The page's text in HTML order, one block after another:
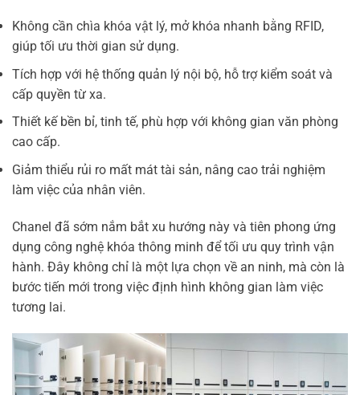
Không cần chìa khóa vật lý, mở khóa nhanh bằng RFID,
giúp tối ưu thời gian sử dụng.
Tích hợp với hệ thống quản lý nội bộ, hỗ trợ kiểm soát và
cấp quyền từ xa.
Thiết kế bền bỉ, tinh tế, phù hợp với không gian văn phòng
cao cấp.
Giảm thiểu rủi ro mất mát tài sản, nâng cao trải nghiệm
làm việc của nhân viên.
Chanel đã sớm nắm bắt xu hướng này và tiên phong ứng
dụng công nghệ khóa thông minh để tối ưu quy trình vận
hành. Đây không chỉ là một lựa chọn về an ninh, mà còn là
bước tiến mới trong việc định hình không gian làm việc
tương lai.